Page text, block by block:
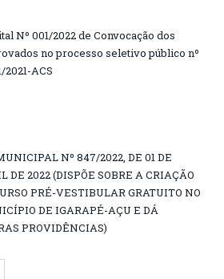
Nº 001/2022 de Convocação dos
no processo seletivo público nº
2021-ACS
Nº 847/2022, DE 01 DE
DE 2022 (DISPÕE SOBRE A CRIAÇÃO
PRÉ-VESTIBULAR GRATUITO NO
DE IGARAPÉ-AÇU E DÁ
PROVIDÊNCIAS)